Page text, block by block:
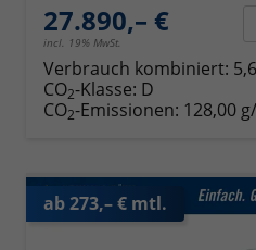
27.890,– €
incl. 19% MwSt.
Verbrauch kombiniert:
CO2-Klasse: D
CO2-Emissionen: 128,00
ab 273,– € mtl.